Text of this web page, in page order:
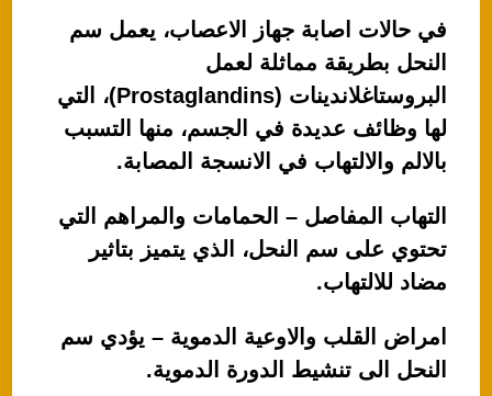
في حالات اصابة جهاز الاعصاب، يعمل سم
النحل بطريقة مماثلة لعمل
البروستاغلاندينات (Prostaglandins)، التي
لها وظائف عديدة في الجسم، منها التسبب
بالالم والالتهاب في الانسجة المصابة.
التهاب المفاصل – الحمامات والمراهم التي
تحتوي على سم النحل، الذي يتميز بتاثير
مضاد للالتهاب.
امراض القلب والاوعية الدموية – يؤدي سم
النحل الى تنشيط الدورة الدموية.